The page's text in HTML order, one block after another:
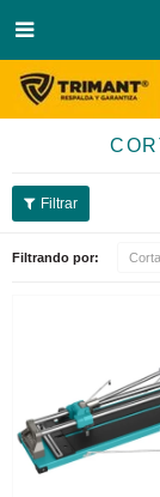

Filtrando por: